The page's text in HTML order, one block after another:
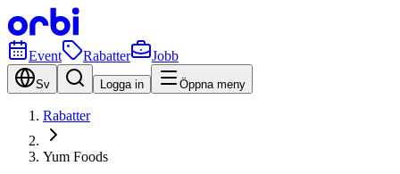
Event Rabatter Jobb
Sv Logga in Öppna meny
Rabatter
Yum Foods